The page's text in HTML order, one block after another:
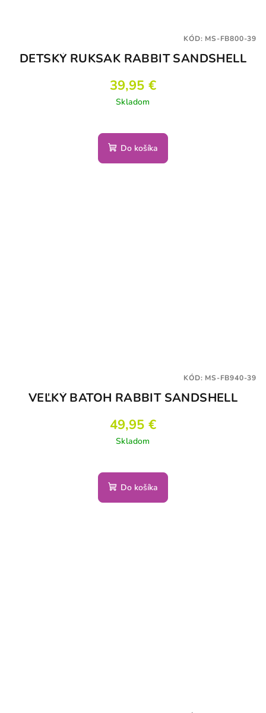
DETSKÝ RUKSAK RABBIT SANDSHELL
39,95 €
Skladom
Do košíka
KÓD: MS-FB800-39
VEĽKÝ BATOH RABBIT SANDSHELL
49,95 €
Skladom
Do košíka
KÓD: MS-FB940-39